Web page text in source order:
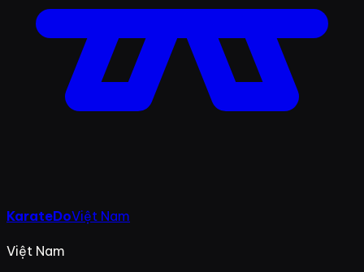
KarateDoViệt Nam
Việt Nam